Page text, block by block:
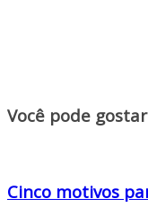
Você pode
Cinco motivos